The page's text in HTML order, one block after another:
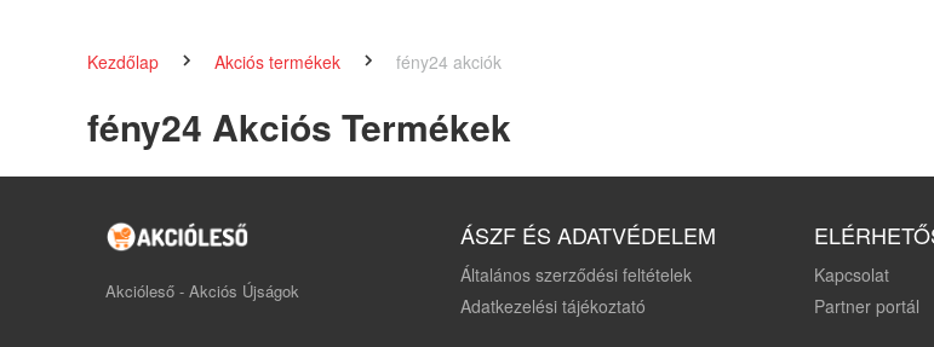
Kezdőlap Akciós termékek fény24 akciók
fény24 Akciós Termékek
Akcióleső - Akciós Újságok
ÁSZF ÉS ADATVÉDELEM
Általános szerződési feltételek
Adatkezelési tájékoztató
Kapcsolat
Partner portál